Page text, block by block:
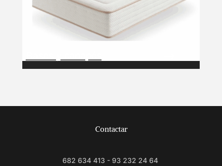
$
Contactar
682 634 413 - 93 232 24 64